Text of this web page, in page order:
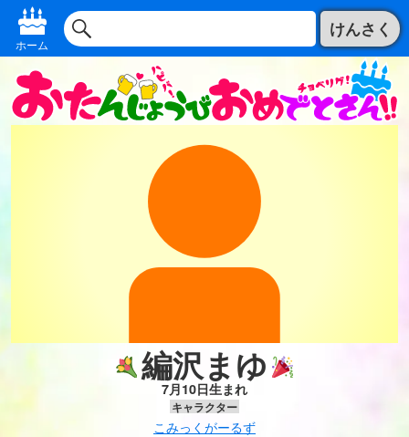
ホーム
けんさく
編沢まゆ
7月10日生まれ
キャラクター
こみっくがーるず